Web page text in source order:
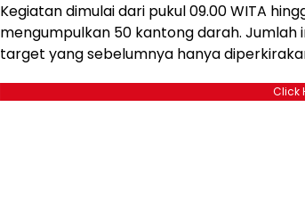
Kegiatan dimulai dari pukul 09.00 WITA
mengumpulkan 50 kantong darah.
target yang sebelumnya hanya
Click